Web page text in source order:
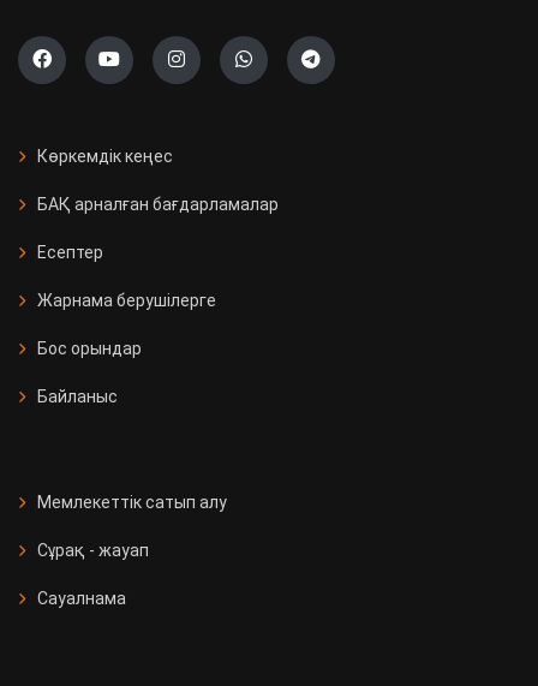
Көркемдік кеңес
БАҚ арналған бағдарламалар
Есептер
Жарнама берушілерге
Бос орындар
Байланыс
Мемлекеттік сатып алу
Сұрақ - жауап
Сауалнама